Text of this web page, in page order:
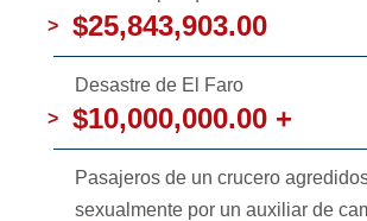
>
$25,843,903.00
Desastre de El Faro
>
$10,000,000.00 +
Pasajeros de un crucero
sexualmente por un auxiliar de